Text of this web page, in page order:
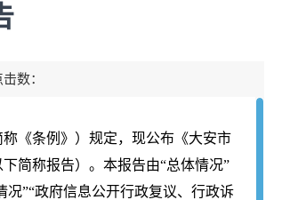
数：
《条例》）规定，现公布《大安市
简称报告）。本报告由“总体情况”
况”“政府信息公开行政复议、行政诉